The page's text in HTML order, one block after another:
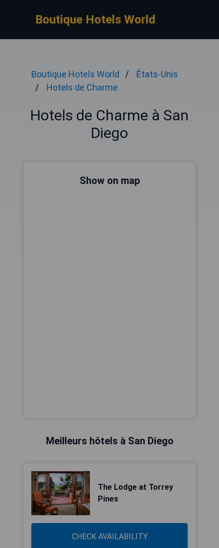
Boutique Hotels World
Boutique Hotels World
États-Unis
Hotels de Charme
Hotels de Charme à San
Diego
Show on map
Meilleurs hôtels à San Diego
The Lodge at Torrey
Pines
CHECK AVAILABILITY